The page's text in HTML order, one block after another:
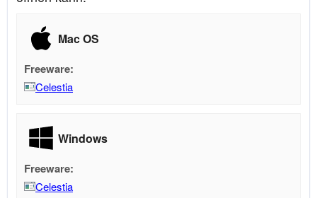
Mac OS
Freeware:
Celestia
Windows
Freeware:
Celestia